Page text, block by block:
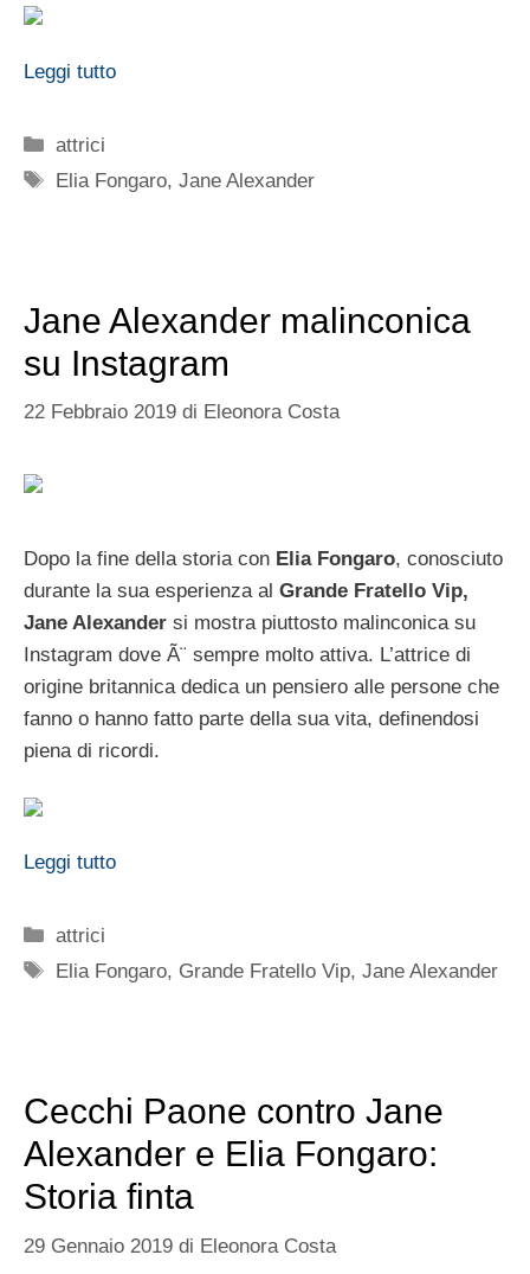
Leggi tutto
Categorie
attrici
Tag
Elia Fongaro,Jane Alexander
Jane Alexander malinconica
su Instagram
22 Febbraio 2019 di Eleonora Costa
Dopo la fine della storia con Elia Fongaro, conosciuto
durante la sua esperienza al Grande Fratello Vip,
Jane Alexander si mostra piuttosto malinconica su
Instagram dove Ã¨ sempre molto attiva. L’attrice di
origine britannica dedica un pensiero alle persone che
fanno o hanno fatto parte della sua vita, definendosi
piena di ricordi.
Leggi tutto
Categorie
attrici
Tag
Elia Fongaro, Grande Fratello Vip,Jane Alexander
Cecchi Paone contro Jane
Alexander e Elia Fongaro:
Storia finta
29 Gennaio 2019 di Eleonora Costa